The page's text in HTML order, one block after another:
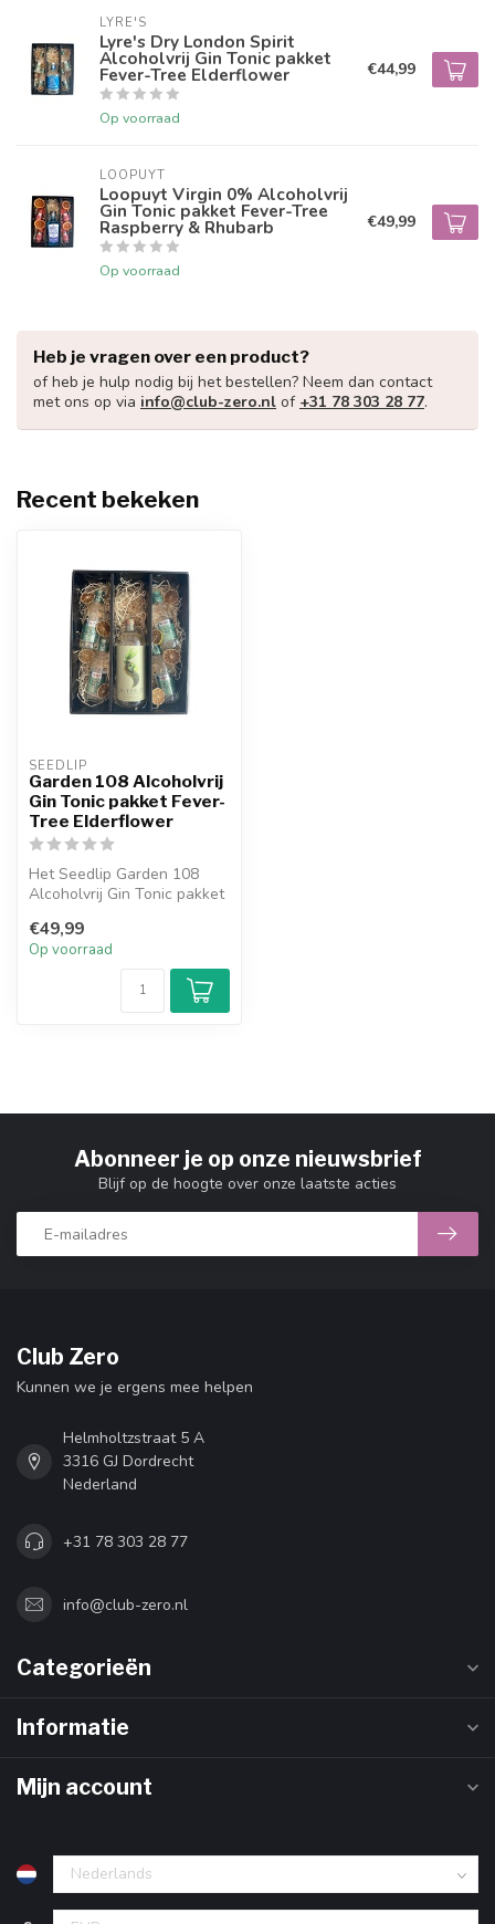
LYRE'S
Lyre's Dry London Spirit
Alcoholvrij Gin Tonic pakket
Fever-Tree Elderflower
Op voorraad
€44,99
LOOPUYT
Loopuyt Virgin 0% Alcoholvrij
Gin Tonic pakket Fever-Tree
Raspberry & Rhubarb
Op voorraad
€49,99
Heb je vragen over een product?
of heb je hulp nodig bij het bestellen? Neem dan contact
met ons op via info@club-zero.nl of +31 78 303 28 77.
Recent bekeken
SEEDLIP
Garden 108 Alcoholvrij
Gin Tonic pakket Fever-
Tree Elderflower
Het Seedlip Garden 108
Alcoholvrij Gin Tonic pakket
ee...
€49,99
Op voorraad
Abonneer je op onze nieuwsbrief
Blijf op de hoogte over onze laatste acties
Club Zero
Kunnen we je ergens mee helpen
Helmholtzstraat 5 A
3316 GJ Dordrecht
Nederland
+31 78 303 28 77
info@club-zero.nl
Categorieën
Informatie
Mijn account